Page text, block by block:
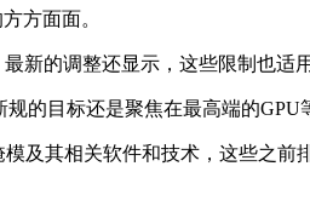
方面面。
的调整还显示，这些限制也适用
目标还是聚焦在最高端的GPU
其相关软件和技术，这些之前